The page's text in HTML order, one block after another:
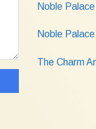
Noble
Noble
The Charm